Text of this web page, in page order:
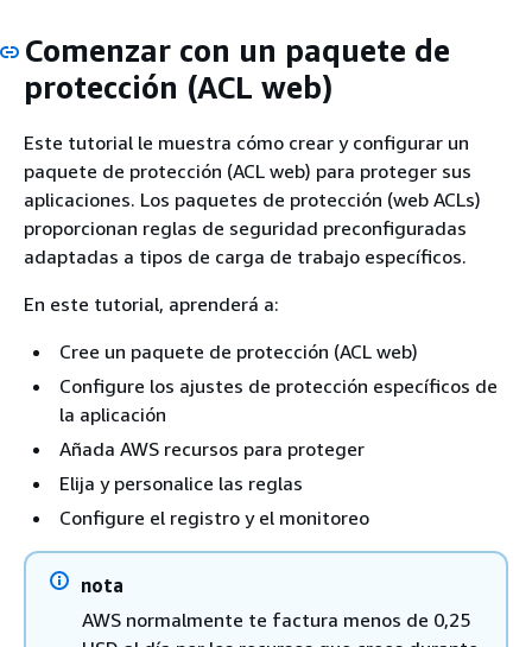
Comenzar con un paquete de
protección (ACL web)
Este tutorial le muestra cómo crear y configurar un
paquete de protección (ACL web) para proteger sus
aplicaciones. Los paquetes de protección (web ACLs)
proporcionan reglas de seguridad preconfiguradas
adaptadas a tipos de carga de trabajo específicos.
En este tutorial, aprenderá a:
Cree un paquete de protección (ACL web)
Configure los ajustes de protección específicos de
la aplicación
Añada AWS recursos para proteger
Elija y personalice las reglas
Configure el registro y el monitoreo
nota
AWS normalmente te factura menos de 0,25